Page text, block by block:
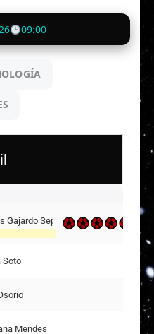
09:00
Gajardo Sepúlveda
Soto
Mendes